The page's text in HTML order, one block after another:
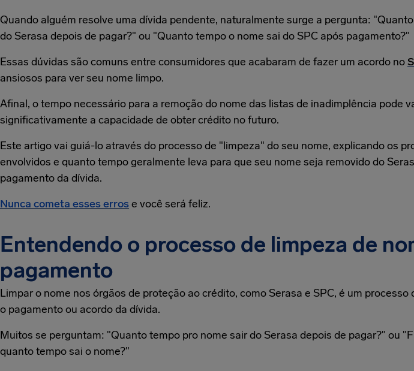
Quando alguém resolve uma dívida pendente, naturalmente surge a pergunta:
do Serasa depois de pagar?" ou "Quanto tempo o nome sai do SPC após pagamento?"
Essas dúvidas são comuns entre consumidores que acabaram de fazer um acordo no
ansiosos para ver seu nome limpo.
Afinal, o tempo necessário para a remoção do nome das listas de inadimplência pode
significativamente a capacidade de obter crédito no futuro.
Este artigo vai guiá-lo através do processo de "limpeza" do seu nome, explicando os
envolvidos e quanto tempo geralmente leva para que seu nome seja removido do
pagamento da dívida.
Nunca cometa esses errose você será feliz.
Entendendo o processo de limpeza de
pagamento
Limpar o nome nos órgãos de proteção ao crédito, como Serasa e SPC, é um processo
o pagamento ou acordo da dívida.
Muitos se perguntam: "Quanto tempo pro nome sair do Serasa depois de pagar?" ou
quanto tempo sai o nome?"